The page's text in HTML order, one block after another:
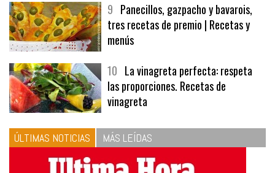
9 Panecillos, gazpacho y bavarois,
tres recetas de premio | Recetas y
menús
10 La vinagreta perfecta: respeta
las proporciones. Recetas de
vinagreta
ÚLTIMAS NOTICIAS MÁS LEÍDAS